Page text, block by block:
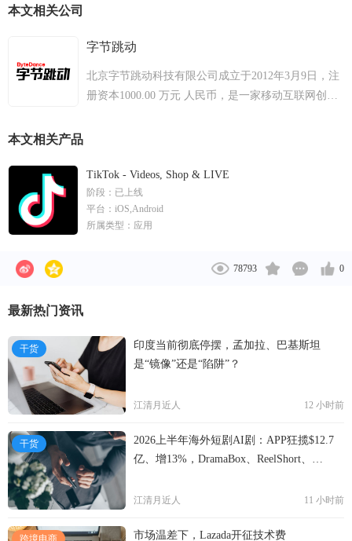
本文相关公司
字节跳动
北京字节跳动科技有限公司成立于2012年3月9日，注
册资本1000.00 万元 人民币，是一家移动互联网创业
包含了新闻动态，图片，以及各类短文。
本文相关产品
TikTok - Videos, Shop & LIVE
阶段： 已上线
平台： iOS,Android
所属类型： 应用
78793 0
最新热门资讯
干货
印度当前彻底停摆，孟加拉、巴基斯坦
是“镜像”还是“陷阱”？
江清月近人 12 小时前
干货
2026上半年海外短剧AI剧：APP狂揽$12.7
亿、增13%，DramaBox、ReelShort、
江清月近人 11 小时前
市场温差下，Lazada开征技术费